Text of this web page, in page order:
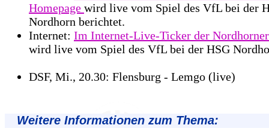
Homepage wird live vom Spiel des VfL bei der
Nordhorn berichtet.
Internet: Im Internet-Live-Ticker der
wird live vom Spiel des VfL bei der HSG
DSF, Mi., 20.30: Flensburg - Lemgo (live)
Weitere Informationen zum Thema: